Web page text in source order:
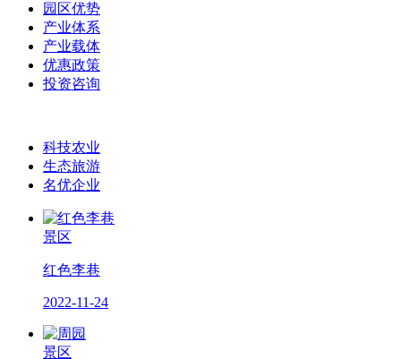
园区优势
产业体系
产业载体
优惠政策
投资咨询
科技农业
生态旅游
名优企业
景区
红色李巷
2022-11-24
景区